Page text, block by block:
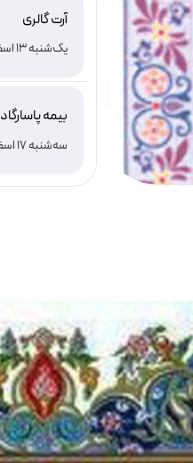
آرت گالری
یک‌شنبه 13 اسفند 1402
بیمه پاسارگاد
سه‌شنبه 17 اسفند 1400